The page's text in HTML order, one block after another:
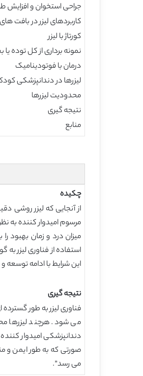
جراحی استخوان و افزایش
کاربردهای لیزر در بافت
کورتاژ با لیزر
نمونه برداری از کل توده
درمان با فوتودینامیک
لیزرها در دندانپزشکی
محدودیت لیزرها
نتیجه گیری
منابع
چکیده
از آنجایی که لیزر روشی
مرسوم امیدوار کننده به
میزان درد و زمان بهبود
استفاده از فناوری لیزر به
این شرایط با ادامه
نتیجه گیری
فناوری لیزر به طور
می شود. هرچند لیزرها
دندانپزشکی امیدوار
صورتی که به طور ایمن و
می رسد”.